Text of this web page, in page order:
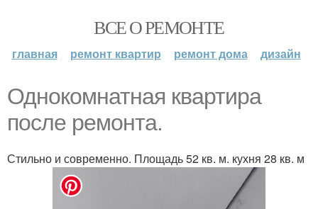
ВСЕ О РЕМОНТЕ
главная ремонт квартир ремонт дома дизайн
Однокомнатная квартира
после ремонта.
Стильно и современно. Площадь 52 кв. м. кухня 28 кв. м